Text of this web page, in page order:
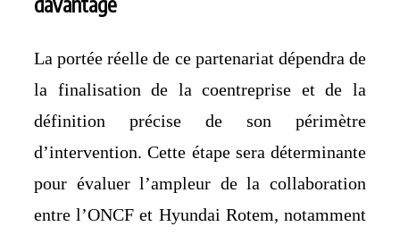
La portée réelle de ce partenariat dépendra de
la finalisation de la coentreprise et de la
définition précise de son périmètre
d’intervention. Cette étape sera déterminante
pour évaluer l’ampleur de la collaboration
entre l’ONCF et Hyundai Rotem, notamment